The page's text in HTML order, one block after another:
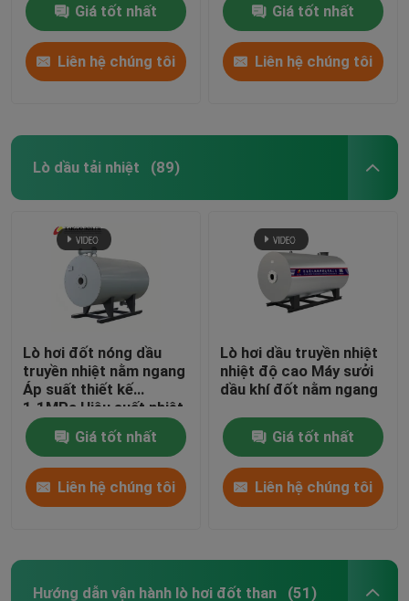
Giá tốt nhất
Liên hệ chúng tôi
Giá tốt nhất
Liên hệ chúng tôi
Lò dầu tải nhiệt (89)
Lò hơi đốt nóng dầu
truyền nhiệt nằm ngang
Áp suất thiết kế
1.1MPa Hiệu suất nhiệt
96%
Giá tốt nhất
Liên hệ chúng tôi
Lò hơi dầu truyền nhiệt
nhiệt độ cao Máy sưởi
dầu khí đốt nằm ngang
Giá tốt nhất
Liên hệ chúng tôi
Hướng dẫn vận hành lò hơi đốt than (51)